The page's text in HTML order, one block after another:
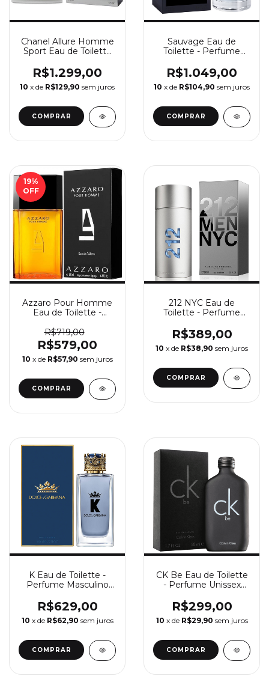
Chanel Allure Homme
Sport Eau de Toilette
Masculino Chanel
R$1.299,00
10 x de R$129,90 sem juros
COMPRAR
Sauvage Eau de
Toilette - Perfume
R$1.049,00
10 x de R$104,90 sem juros
COMPRAR
19%
OFF
Azzaro Pour Homme
Eau de Toilette -
Azzaro
R$719,00
R$579,00
10 x de R$57,90 sem juros
COMPRAR
212 NYC Eau de
Toilette - Perfume
Herrera
R$389,00
10 x de R$38,90 sem juros
COMPRAR
K Eau de Toilette -
Perfume Masculino
R$629,00
10 x de R$62,90 sem juros
COMPRAR
CK Be Eau de Toilette
- Perfume Unissex
R$299,00
10 x de R$29,90 sem juros
COMPRAR